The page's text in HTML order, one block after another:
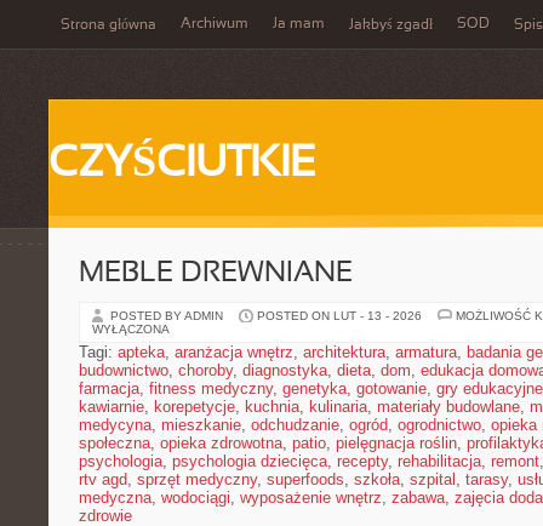
Strona główna Archiwum Ja mam Jakbyś zgadł SOD
CZYŚCIUTKIE
MEBLE DREWNIANE
POSTED BY ADMIN POSTED ON LUT - 13 - 2026
MOŻLIWOŚĆ
WYŁĄCZONA
Tagi: apteka, aranżacja wnętrz, architektura, armatura, badania
budownictwo, choroby, diagnostyka, dieta, dom, edukacja
farmacja, fitness medyczny, genetyka, gotowanie, gry edukacyjne
kawiarnie, korepetycje, kuchnia, kulinaria, materiały budowlane,
medycyna, mieszkanie, odchudzanie, ogród, ogrodnictwo, opieka
społeczna, opieka zdrowotna, patio, pielęgnacja roślin,
psychologia, psychologia dziecięca, recepty, rehabilitacja, remont
rtv agd, sprzęt medyczny, superfoods, szkoła, szpital , tarasy,
medyczna, wodociągi, wyposażenie wnętrz, zabawa, zajęcia
zdrowie